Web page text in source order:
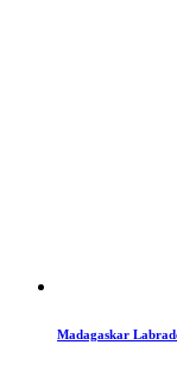
Madagaskar